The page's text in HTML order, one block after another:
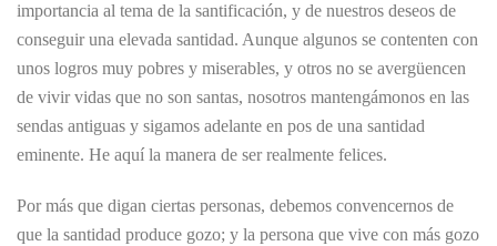
importancia al tema de la santificación, y de nuestros deseos de
conseguir una elevada santidad. Aunque algunos se contenten con
unos logros muy pobres y miserables, y otros no se avergüencen
de vivir vidas que no son santas, nosotros mantengámonos en las
sendas antiguas y sigamos adelante en pos de una santidad
eminente. He aquí la manera de ser realmente felices.
Por más que digan ciertas personas, debemos convencernos de
que la santidad produce gozo; y la persona que vive con más gozo